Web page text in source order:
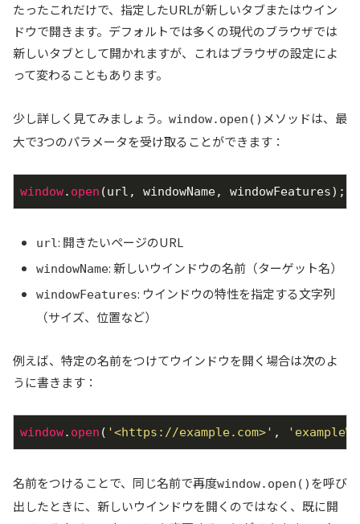
たったこれだけで、指定したURLが新しいタブまたはウイン
ドウで開きます。デフォルトでは多くの現代のブラウザでは
新しいタブとして開かれますが、これはブラウザの設定によ
って変わることもあります。
少し詳しく見てみましょう。 window.open() メソッドは、最
大で3つのパラメータを受け取ることができます：
window. open (url, windowName, windowFeatures);
url: 開きたいページのURL
windowName: 新しいウインドウの名前（ターゲット名）
windowFeatures: ウインドウの特性を指定する文字列
（サイズ、位置など）
例えば、特定の名前をつけてウインドウを開く場合は次のよ
うに書きます：
window. open ( '<https://example.com>' ,
名前をつけることで、同じ名前で再度window.open() を呼び
出したときに、新しいウインドウを開くのではなく、既に開